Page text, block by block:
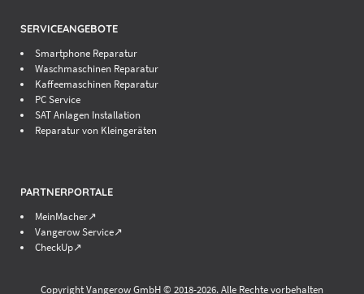
SERVICEANGEBOTE
Smartphone Reparatur
Waschmaschinen Reparatur
Kaffeemaschinen Reparatur
PC Service
SAT Anlagen Installation
Reparatur von Kleingeräten
PARTNERPORTALE
MeinMacher↗
Vangerow Service↗
CheckUp↗
Copyright Vangerow GmbH © 2018-2026. Alle Rechte vorbehalten